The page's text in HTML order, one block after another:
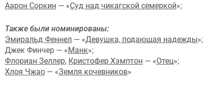
Аарон Соркин — «Суд над чикагской семеркой»;
Также были номинированы:
Эмиральд Феннел — «Девушка, подающая надежды»;
Джек Финчер — «Манк»;
Флориан Зеллер, Кристофер Хэмптон — «Отец»;
Хлоя Чжао — «Земля кочевников»